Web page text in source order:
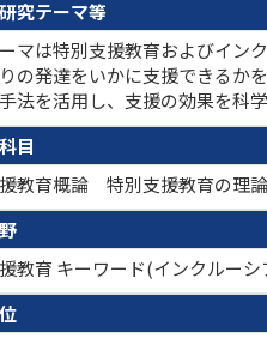
究テーマ等
マは特別支援教育およびイン
の発達をいかに支援できるか
法を活用し、支援の効果を科
目
教育概論 特別支援教育の理
教育 キーワード(インクルー